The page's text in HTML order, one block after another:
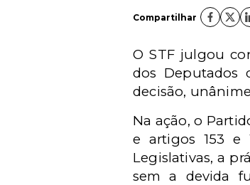
Compartilhar
O STF julgou
dos Deputados
decisão,
Na ação, o
e artigos 153 e
Legislativas, a
sem a devida